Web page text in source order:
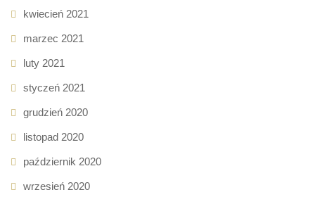
kwiecień 2021
marzec 2021
luty 2021
styczeń 2021
grudzień 2020
listopad 2020
październik 2020
wrzesień 2020